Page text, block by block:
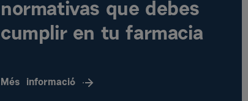
normativas que debes
cumplir en tu farmacia
Més informació